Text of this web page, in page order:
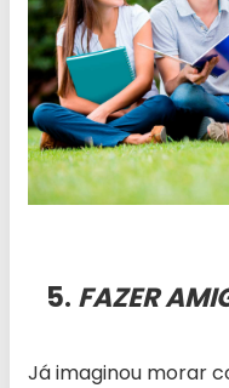
5. FAZER
Já imaginou morar